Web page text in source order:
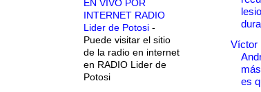
EN VIVO POR
INTERNET RADIO
Lider de Potosi -
Puede visitar el sitio
de la radio en internet
en RADIO Lider de
Potosi
Víctor
es